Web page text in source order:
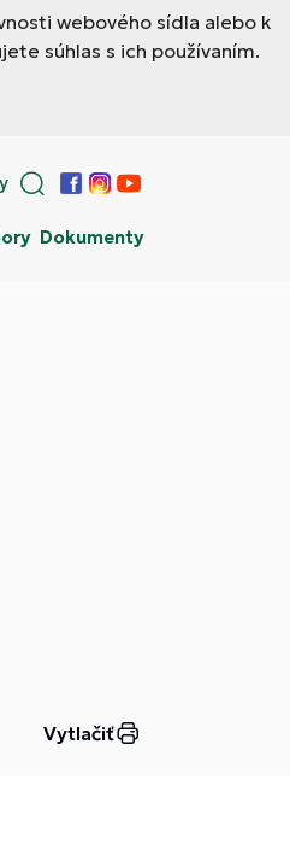
webového sídla alebo k
súhlas s ich používaním.
Facebook
Instagram
YouTube
Dokumenty
Vytlačiť